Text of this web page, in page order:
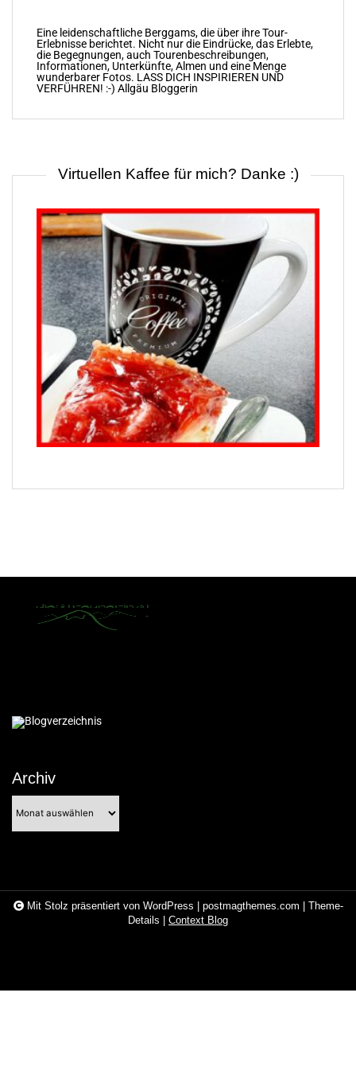
Eine leidenschaftliche Berggams, die über ihre Tour-
Erlebnisse berichtet. Nicht nur die Eindrücke, das Erlebte,
die Begegnungen, auch Tourenbeschreibungen,
Informationen, Unterkünfte, Almen und eine Menge
wunderbarer Fotos. LASS DICH INSPIRIEREN UND
VERFÜHREN! :-) Allgäu Bloggerin
Virtuellen Kaffee für mich? Danke :)
Archiv
Archiv
Mit Stolz präsentiert von WordPress postmagthemes.com
Theme-
Details
Context Blog